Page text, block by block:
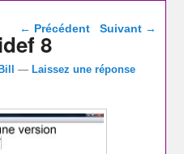
Navigation dans les
← Précédent Suivant →
8
Bill — Laissez une réponse